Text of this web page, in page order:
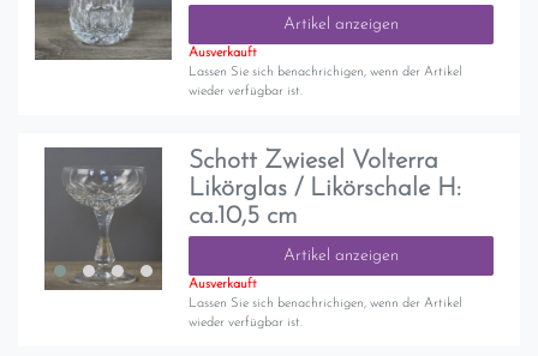
Artikel anzeigen
Ausverkauft
Lassen Sie sich benachrichigen, wenn der Artikel
wieder verfügbar ist.
Schott Zwiesel Volterra
Likörglas / Likörschale H:
ca.10,5 cm
Artikel anzeigen
Ausverkauft
Lassen Sie sich benachrichigen, wenn der Artikel
wieder verfügbar ist.